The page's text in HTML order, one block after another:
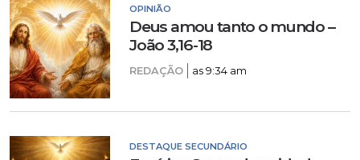
OPINIÃO
Deus amou tanto o mundo –
João 3,16-18
REDAÇÃO as 9:34 am
DESTAQUE SECUNDÁRIO